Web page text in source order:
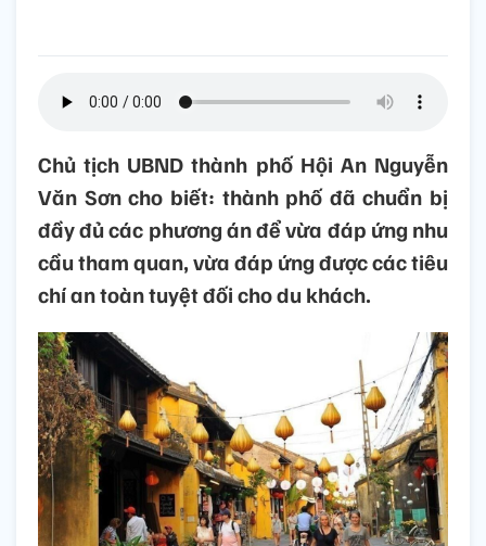
Chủ tịch UBND thành phố Hội An Nguyễn
Văn Sơn cho biết: thành phố đã chuẩn bị
đầy đủ các phương án để vừa đáp ứng nhu
cầu tham quan, vừa đáp ứng được các tiêu
chí an toàn tuyệt đối cho du khách.